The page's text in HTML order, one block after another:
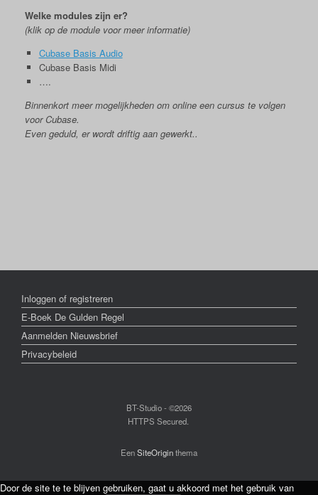
Welke modules zijn er?
(klik op de module voor meer informatie)
Cubase Basis Audio
Cubase Basis Midi
….
Binnenkort meer mogelijkheden om online een cursus te volgen
voor Cubase.
Even geduld, er wordt driftig aan gewerkt..
Inloggen of registreren
E-Boek De Gulden Regel
Aanmelden Nieuwsbrief
Privacybeleid
BT-Studio - ©2026
HTTPS Secured.
EenSiteOriginthema
Door de site te te blijven gebruiken, gaat u akkoord met het gebruik van